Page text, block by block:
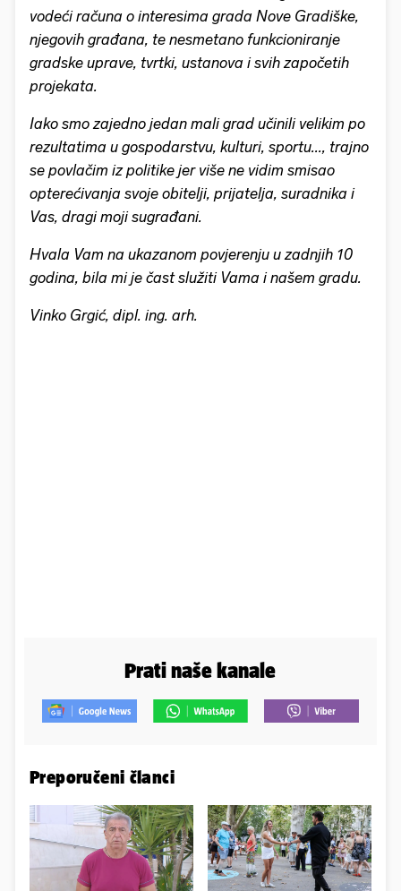
vodeći računa o interesima grada Nove Gradiške,
njegovih građana, te nesmetano funkcioniranje
gradske uprave, tvrtki, ustanova i svih započetih
projekata.
Iako smo zajedno jedan mali grad učinili velikim po
rezultatima u gospodarstvu, kulturi, sportu..., trajno
se povlačim iz politike jer više ne vidim smisao
opterećivanja svoje obitelji, prijatelja, suradnika i
Vas, dragi moji sugrađani.
Hvala Vam na ukazanom povjerenju u zadnjih 10
godina, bila mi je čast služiti Vama i našem gradu.
Vinko Grgić, dipl. ing. arh.
Prati naše kanale
Preporučeni članci